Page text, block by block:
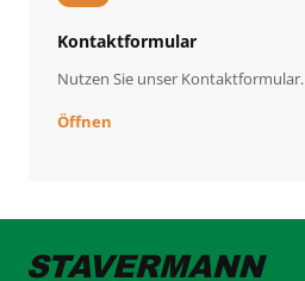
Kontaktformular
Nutzen Sie unser Kontaktformular.
Öffnen